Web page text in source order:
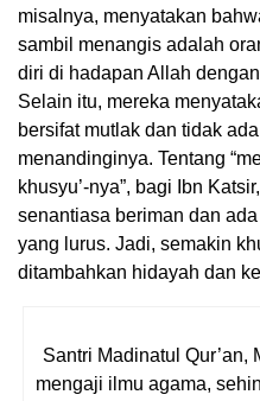
misalnya, menyatakan
sambil menangis adalah
diri di hadapan Allah
Selain itu, mereka
bersifat mutlak dan tidak
menandinginya. Tentang
khusyu’-nya”, bagi Ibn
senantiasa beriman dan
yang lurus. Jadi, semakin
ditambahkan hidayah dan
Santri Madinatul Qur’an,
mengaji ilmu agama,